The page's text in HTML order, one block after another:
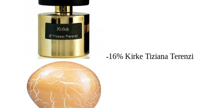
-16% Kirke Tiziana Terenzi